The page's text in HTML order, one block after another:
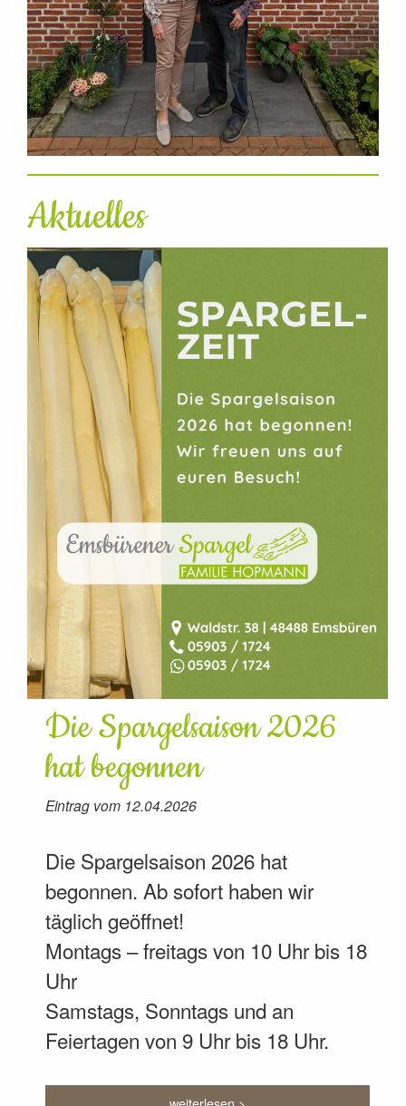
Aktuelles
Die Spargelsaison 2026
hat begonnen
Eintrag vom 12.04.2026
Die Spargelsaison 2026 hat
begonnen. Ab sofort haben wir
täglich geöffnet!
Montags – freitags von 10 Uhr bis 18
Uhr
Samstags, Sonntags und an
Feiertagen von 9 Uhr bis 18 Uhr.